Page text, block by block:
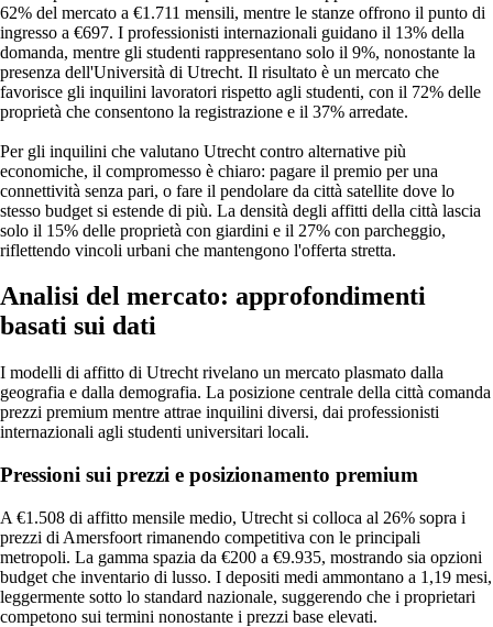
62% del mercato a €1.711 mensili, mentre le stanze offrono il punto di
ingresso a €697. I professionisti internazionali guidano il 13% della
domanda, mentre gli studenti rappresentano solo il 9%, nonostante la
presenza dell'Università di Utrecht. Il risultato è un mercato che
favorisce gli inquilini lavoratori rispetto agli studenti, con il 72% delle
proprietà che consentono la registrazione e il 37% arredate.
Per gli inquilini che valutano Utrecht contro alternative più
economiche, il compromesso è chiaro: pagare il premio per una
connettività senza pari, o fare il pendolare da città satellite dove lo
stesso budget si estende di più. La densità degli affitti della città lascia
solo il 15% delle proprietà con giardini e il 27% con parcheggio,
riflettendo vincoli urbani che mantengono l'offerta stretta.
Analisi del mercato: approfondimenti
basati sui dati
I modelli di affitto di Utrecht rivelano un mercato plasmato dalla
geografia e dalla demografia. La posizione centrale della città comanda
prezzi premium mentre attrae inquilini diversi, dai professionisti
internazionali agli studenti universitari locali.
Pressioni sui prezzi e posizionamento premium
A €1.508 di affitto mensile medio, Utrecht si colloca al 26% sopra i
prezzi di Amersfoort rimanendo competitiva con le principali
metropoli. La gamma spazia da €200 a €9.935, mostrando sia opzioni
budget che inventario di lusso. I depositi medi ammontano a 1,19 mesi,
leggermente sotto lo standard nazionale, suggerendo che i proprietari
competono sui termini nonostante i prezzi base elevati.